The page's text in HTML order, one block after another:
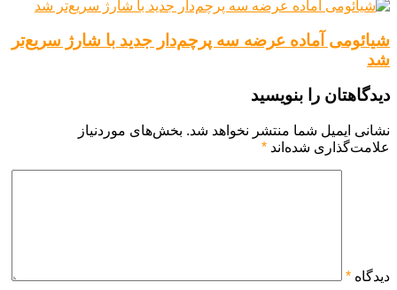
شیائومی آماده عرضه سه پرچم‌دار جدید با شارژ سریع‌تر
شد
دیدگاهتان را بنویسید
نشانی ایمیل شما منتشر نخواهد شد. بخش‌های موردنیاز
علامت‌گذاری شده‌اند *
دیدگاه *